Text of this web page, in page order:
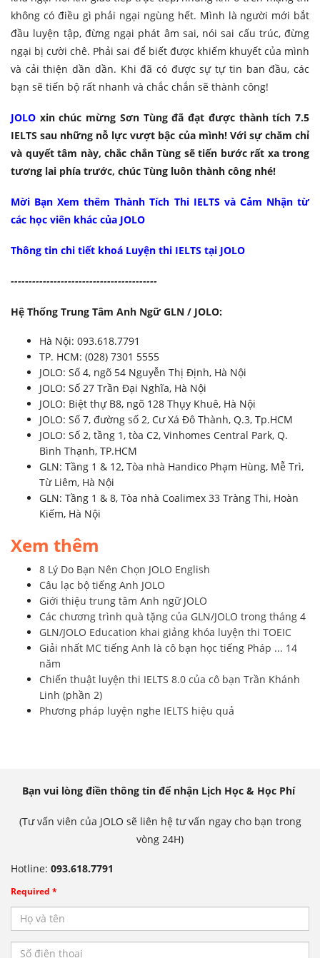
không có điều gì phải ngại ngùng hết. Mình là người mới bắt
đầu luyện tập, đừng ngại phát âm sai, nói sai cấu trúc, đừng
ngại bị cười chê. Phải sai để biết được khiếm khuyết của mình
và cải thiện dần dần. Khi đã có được sự tự tin ban đầu, các
bạn sẽ tiến bộ rất nhanh và chắc chắn sẽ thành công!
JOLO xin chúc mừng Sơn Tùng đã đạt được thành tích 7.5
IELTS sau những nỗ lực vượt bậc của mình! Với sự chăm chỉ
và quyết tâm này, chắc chắn Tùng sẽ tiến bước rất xa trong
tương lai phía trước, chúc Tùng luôn thành công nhé!
Mời Bạn Xem thêm Thành Tích Thi IELTS và Cảm Nhận từ
các học viên khác của JOLO
Thông tin chi tiết khoá Luyện thi IELTS tại JOLO
-----------------------------------------
Hệ Thống Trung Tâm Anh Ngữ GLN / JOLO:
Hà Nội: 093.618.7791
TP. HCM: (028) 7301 5555
JOLO: Số 4, ngõ 54 Nguyễn Thị Định, Hà Nội
JOLO: Số 27 Trần Đại Nghĩa, Hà Nội
JOLO: Biệt thự B8, ngõ 128 Thụy Khuê, Hà Nội
JOLO: Số 7, đường số 2, Cư Xá Đô Thành, Q.3, Tp.HCM
JOLO: Số 2, tầng 1, tòa C2, Vinhomes Central Park, Q.
Bình Thạnh, TP.HCM
GLN: Tầng 1 & 12, Tòa nhà Handico Phạm Hùng, Mễ Trì,
Từ Liêm, Hà Nội
GLN: Tầng 1 & 8, Tòa nhà Coalimex 33 Tràng Thi, Hoàn
Kiếm, Hà Nội
Xem thêm
8 Lý Do Bạn Nên Chọn JOLO English
Câu lạc bộ tiếng Anh JOLO
Giới thiệu trung tâm Anh ngữ JOLO
Các chương trình quà tặng của GLN/JOLO trong tháng 4
GLN/JOLO Education khai giảng khóa luyện thi TOEIC
Giải nhất MC tiếng Anh là cô bạn học tiếng Pháp ... 14
năm
Chiến thuật luyện thi IELTS 8.0 của cô bạn Trần Khánh
Linh (phần 2)
Phương pháp luyện nghe IELTS hiệu quả
Bạn vui lòng điền thông tin để nhận Lịch Học & Học Phí
(Tư vấn viên của JOLO sẽ liên hệ tư vấn ngay cho bạn trong
vòng 24H)
Hotline: 093.618.7791
Required *